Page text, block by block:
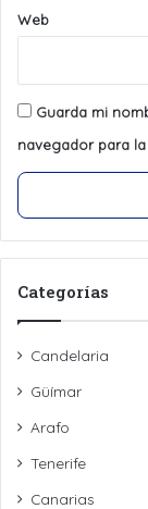
Web
Guarda mi
navegador para
Categorías
Candelaria
Güímar
Arafo
Tenerife
Canarias